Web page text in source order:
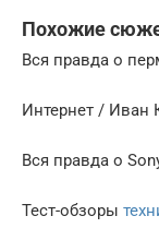
Похожие
Вся правда о
Интернет / Иван
Вся правда о
Тест-обзоры